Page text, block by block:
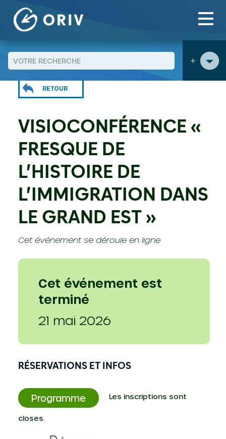
Aller au contenu
+
Agenda >
Visioconférence « Fresque de l’histoire de
l’immigration dans le Grand Est »
RETOUR
VISIOCONFÉRENCE «
FRESQUE DE
L’HISTOIRE DE
L’IMMIGRATION DANS
LE GRAND EST »
Cet événement se déroule en ligne
Cet événement est
terminé
21 mai 2026
RÉSERVATIONS ET INFOS
Programme Les inscriptions sont
closes.
Panneau de gestion des cookies